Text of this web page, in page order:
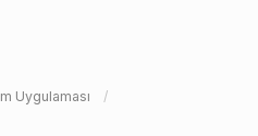
Uygulaması